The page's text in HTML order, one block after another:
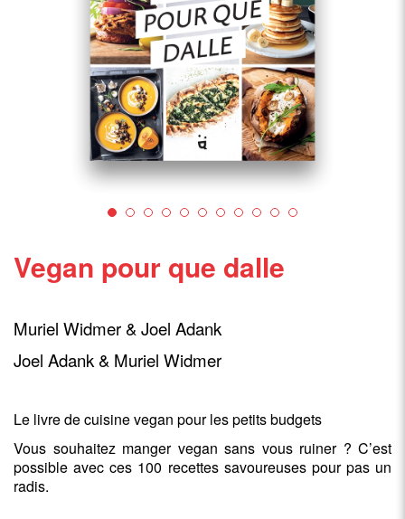
Vegan pour que dalle
Muriel Widmer & Joel Adank
Joel Adank & Muriel Widmer
Le livre de cuisine vegan pour les petits budgets
Vous souhaitez manger vegan sans vous ruiner ? C’est
possible avec ces 100 recettes savoureuses pour pas un
radis.